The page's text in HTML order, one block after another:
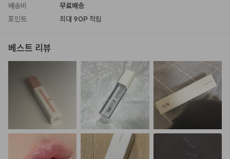
배송비
무료배송
포인트
최대 90P 적립
베스트 리뷰